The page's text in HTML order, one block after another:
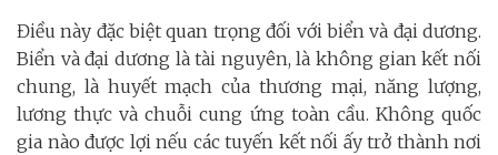
Điều này đặc biệt quan trọng đối với biển và đại dương.
Biển và đại dương là tài nguyên, là không gian kết nối
chung, là huyết mạch của thương mại, năng lượng,
lương thực và chuỗi cung ứng toàn cầu. Không quốc
gia nào được lợi nếu các tuyến kết nối ấy trở thành nơi